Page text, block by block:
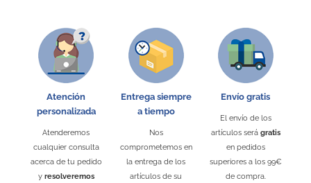
Atención
personalizada
Atenderemos
cualquier consulta
acerca de tu pedido
y resolveremos
Entrega siempre
a tiempo
Nos
comprometemos en
la entrega de los
artículos de su
Envío gratis
El envío de los
artículos será gratis
en pedidos
superiores a los 99€
de compra.